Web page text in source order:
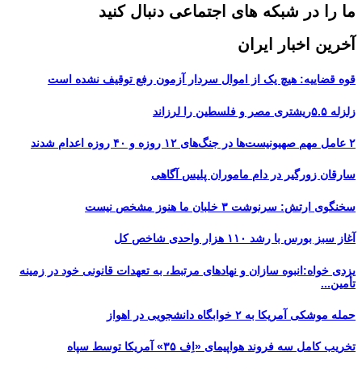
ما را در شبکه های اجتماعی دنبال کنید
آخرین اخبار ایران
قوه قضاییه: هیچ یک از اموال سردار آزمون رفع توقیف نشده است
زلزله ۵.۵ریشتری مصر و فلسطین را لرزاند
۲ عامل مهم صهیونیست‌ها در جنگ‌های ۱۲ روزه و ۴۰ روزه اعدام شدند
سارقان زورگیر در دام ماموران پلیس آگاهی
سخنگوی ارتش: سرنوشت ۳ خلبان ما هنوز مشخص نیست
آغاز سبز بورس با رشد ۱۱۰ هزار واحدی شاخص کل
یزدی خواه:انبوه سازان و نهادهای مرتبط، به تعهدات قانونی خود در زمینه
تأمین...
حمله موشکی آمریکا به ۲ خوابگاه دانشجویی در اهواز
تخریب کامل سه فروند هواپیمای «اِف ۳۵» آمریکا توسط سپاه